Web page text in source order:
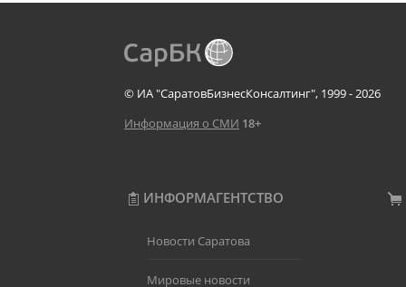
© ИА "СаратовБизнесКонсалтинг", 1999 - 2026
Информация о СМИ 18+
ИНФОРМАГЕНТСТВО
Новости Саратова
Мировые новости